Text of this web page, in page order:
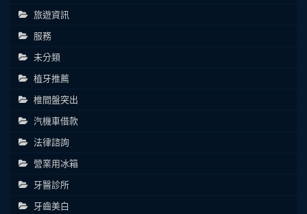
旅遊資訊
服務
未分類
植牙推薦
椎間盤突出
汽機車借款
法律諮詢
營業用冰箱
牙醫診所
牙齒美白